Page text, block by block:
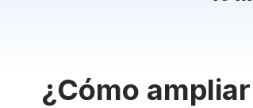
¿Cómo